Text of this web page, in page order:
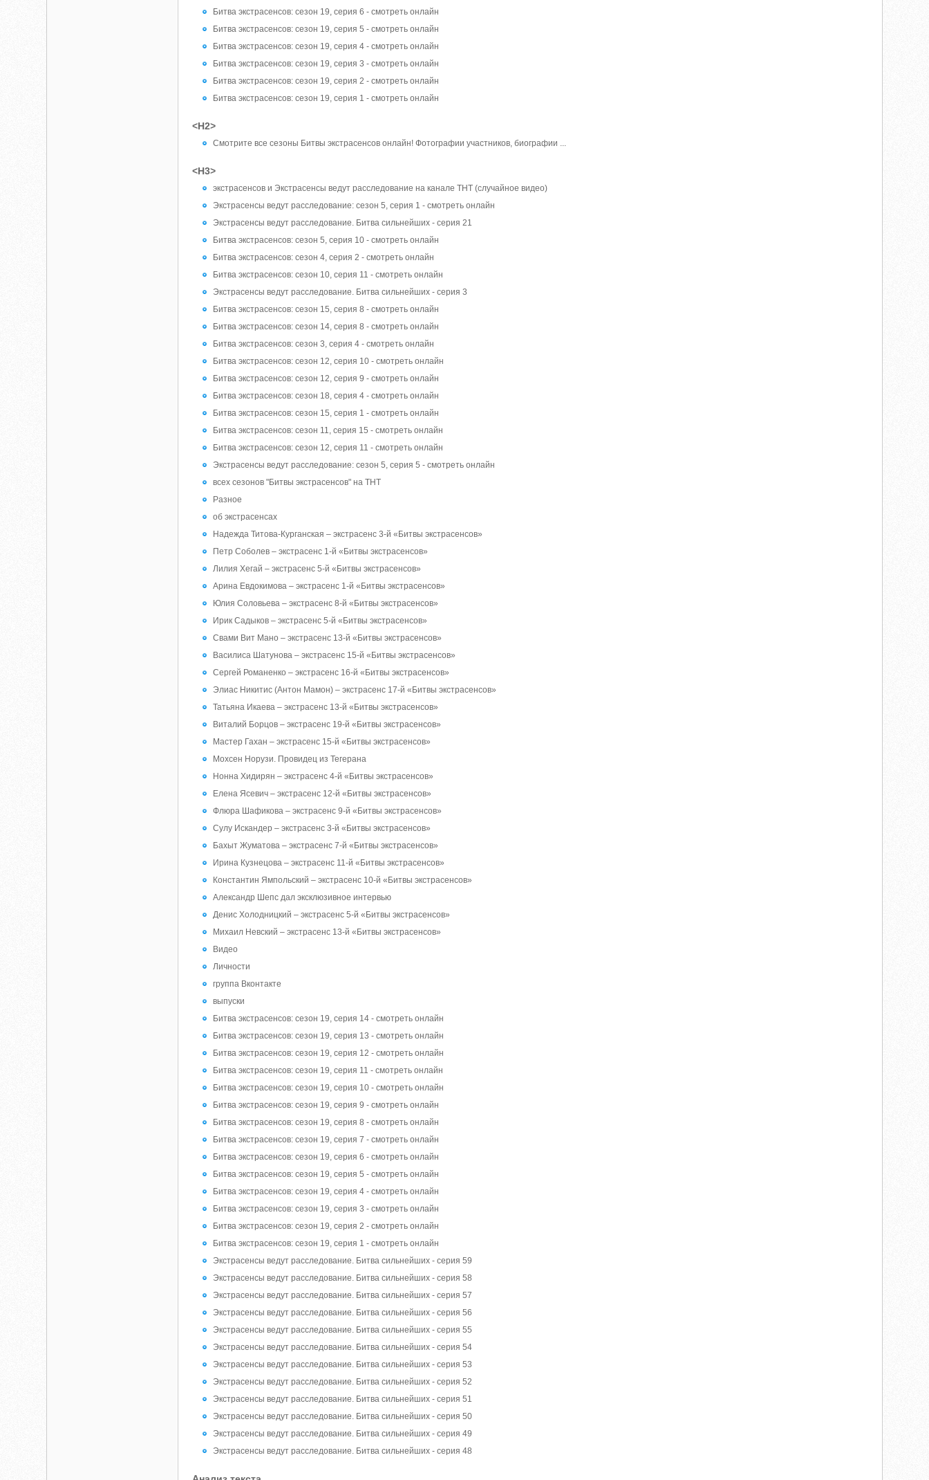
Битва экстрасенсов: сезон 19, серия 6 - смотреть онлайн
Битва экстрасенсов: сезон 19, серия 5 - смотреть онлайн
Битва экстрасенсов: сезон 19, серия 4 - смотреть онлайн
Битва экстрасенсов: сезон 19, серия 3 - смотреть онлайн
Битва экстрасенсов: сезон 19, серия 2 - смотреть онлайн
Битва экстрасенсов: сезон 19, серия 1 - смотреть онлайн
<H2>
Смотрите все сезоны Битвы экстрасенсов онлайн! Фотографии участников, биографии ...
<H3>
экстрасенсов и Экстрасенсы ведут расследование на канале ТНТ (случайное видео)
Экстрасенсы ведут расследование: сезон 5, серия 1 - смотреть онлайн
Экстрасенсы ведут расследование. Битва сильнейших - серия 21
Битва экстрасенсов: сезон 5, серия 10 - смотреть онлайн
Битва экстрасенсов: сезон 4, серия 2 - смотреть онлайн
Битва экстрасенсов: сезон 10, серия 11 - смотреть онлайн
Экстрасенсы ведут расследование. Битва сильнейших - серия 3
Битва экстрасенсов: сезон 15, серия 8 - смотреть онлайн
Битва экстрасенсов: сезон 14, серия 8 - смотреть онлайн
Битва экстрасенсов: сезон 3, серия 4 - смотреть онлайн
Битва экстрасенсов: сезон 12, серия 10 - смотреть онлайн
Битва экстрасенсов: сезон 12, серия 9 - смотреть онлайн
Битва экстрасенсов: сезон 18, серия 4 - смотреть онлайн
Битва экстрасенсов: сезон 15, серия 1 - смотреть онлайн
Битва экстрасенсов: сезон 11, серия 15 - смотреть онлайн
Битва экстрасенсов: сезон 12, серия 11 - смотреть онлайн
Экстрасенсы ведут расследование: сезон 5, серия 5 - смотреть онлайн
всех сезонов "Битвы экстрасенсов" на ТНТ
Разное
об экстрасенсах
Надежда Титова-Курганская – экстрасенс 3-й «Битвы экстрасенсов»
Петр Соболев – экстрасенс 1-й «Битвы экстрасенсов»
Лилия Хегай – экстрасенс 5-й «Битвы экстрасенсов»
Арина Евдокимова – экстрасенс 1-й «Битвы экстрасенсов»
Юлия Соловьева – экстрасенс 8-й «Битвы экстрасенсов»
Ирик Садыков – экстрасенс 5-й «Битвы экстрасенсов»
Свами Вит Мано – экстрасенс 13-й «Битвы экстрасенсов»
Василиса Шатунова – экстрасенс 15-й «Битвы экстрасенсов»
Сергей Романенко – экстрасенс 16-й «Битвы экстрасенсов»
Элиас Никитис (Антон Мамон) – экстрасенс 17-й «Битвы экстрасенсов»
Татьяна Икаева – экстрасенс 13-й «Битвы экстрасенсов»
Виталий Борцов – экстрасенс 19-й «Битвы экстрасенсов»
Мастер Гахан – экстрасенс 15-й «Битвы экстрасенсов»
Мохсен Норузи. Провидец из Тегерана
Нонна Хидирян – экстрасенс 4-й «Битвы экстрасенсов»
Елена Ясевич – экстрасенс 12-й «Битвы экстрасенсов»
Флюра Шафикова – экстрасенс 9-й «Битвы экстрасенсов»
Сулу Искандер – экстрасенс 3-й «Битвы экстрасенсов»
Бахыт Жуматова – экстрасенс 7-й «Битвы экстрасенсов»
Ирина Кузнецова – экстрасенс 11-й «Битвы экстрасенсов»
Константин Ямпольский – экстрасенс 10-й «Битвы экстрасенсов»
Александр Шепс дал эксклюзивное интервью
Денис Холодницкий – экстрасенс 5-й «Битвы экстрасенсов»
Михаил Невский – экстрасенс 13-й «Битвы экстрасенсов»
Видео
Личности
группа Вконтакте
выпуски
Битва экстрасенсов: сезон 19, серия 14 - смотреть онлайн
Битва экстрасенсов: сезон 19, серия 13 - смотреть онлайн
Битва экстрасенсов: сезон 19, серия 12 - смотреть онлайн
Битва экстрасенсов: сезон 19, серия 11 - смотреть онлайн
Битва экстрасенсов: сезон 19, серия 10 - смотреть онлайн
Битва экстрасенсов: сезон 19, серия 9 - смотреть онлайн
Битва экстрасенсов: сезон 19, серия 8 - смотреть онлайн
Битва экстрасенсов: сезон 19, серия 7 - смотреть онлайн
Битва экстрасенсов: сезон 19, серия 6 - смотреть онлайн
Битва экстрасенсов: сезон 19, серия 5 - смотреть онлайн
Битва экстрасенсов: сезон 19, серия 4 - смотреть онлайн
Битва экстрасенсов: сезон 19, серия 3 - смотреть онлайн
Битва экстрасенсов: сезон 19, серия 2 - смотреть онлайн
Битва экстрасенсов: сезон 19, серия 1 - смотреть онлайн
Экстрасенсы ведут расследование. Битва сильнейших - серия 59
Экстрасенсы ведут расследование. Битва сильнейших - серия 58
Экстрасенсы ведут расследование. Битва сильнейших - серия 57
Экстрасенсы ведут расследование. Битва сильнейших - серия 56
Экстрасенсы ведут расследование. Битва сильнейших - серия 55
Экстрасенсы ведут расследование. Битва сильнейших - серия 54
Экстрасенсы ведут расследование. Битва сильнейших - серия 53
Экстрасенсы ведут расследование. Битва сильнейших - серия 52
Экстрасенсы ведут расследование. Битва сильнейших - серия 51
Экстрасенсы ведут расследование. Битва сильнейших - серия 50
Экстрасенсы ведут расследование. Битва сильнейших - серия 49
Экстрасенсы ведут расследование. Битва сильнейших - серия 48